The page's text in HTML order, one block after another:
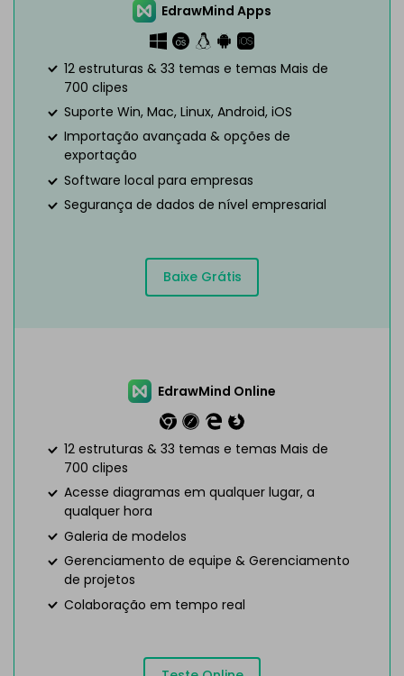
EdrawMind Apps
12 estruturas & 33 temas e temas Mais de
700 clipes
Suporte Win, Mac, Linux, Android, iOS
Importação avançada & opções de
exportação
Software local para empresas
Segurança de dados de nível empresarial
Baixe Grátis
EdrawMind Online
12 estruturas & 33 temas e temas Mais de
700 clipes
Acesse diagramas em qualquer lugar, a
qualquer hora
Galeria de modelos
Gerenciamento de equipe & Gerenciamento
de projetos
Colaboração em tempo real